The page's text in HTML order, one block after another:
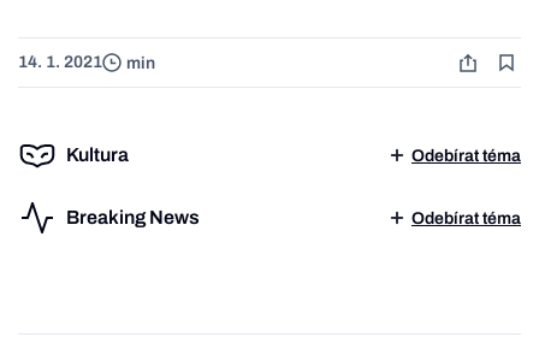
14. 1. 2021 min
Kultura Odebírat téma
Breaking News Odebírat téma